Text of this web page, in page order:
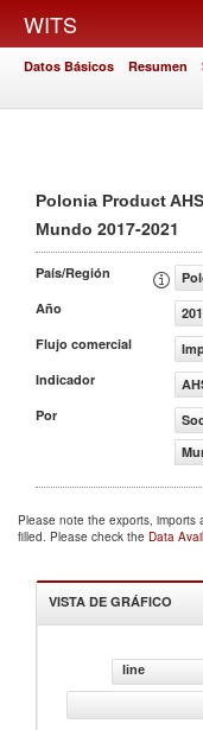
WITS
Datos Básicos Resumen
Polonia Product
Mundo 2017-2021
País/Región
Año
Flujo comercial
Indicador
Por
Please note the exports,
filled. Please check the Data
VISTA DE GRÁFICO
line